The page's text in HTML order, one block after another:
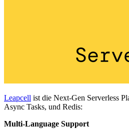
Leapcell ist die Next-Gen Serverless
Async Tasks, und Redis:
Multi-Language Support